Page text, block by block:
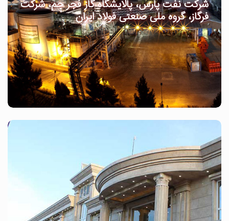
شرکت نفت پارس، پالایشگاه گاز فجر جم، شرکت
فرگاز، گروه ملی صنعتی فولاد ایران